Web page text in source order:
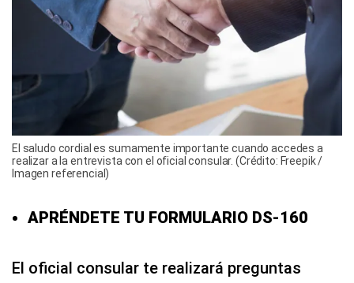
El saludo cordial es sumamente importante cuando accedes a
realizar a la entrevista con el oficial consular. (Crédito: Freepik /
Imagen referencial)
APRÉNDETE TU FORMULARIO DS-160
El oficial consular te realizará preguntas